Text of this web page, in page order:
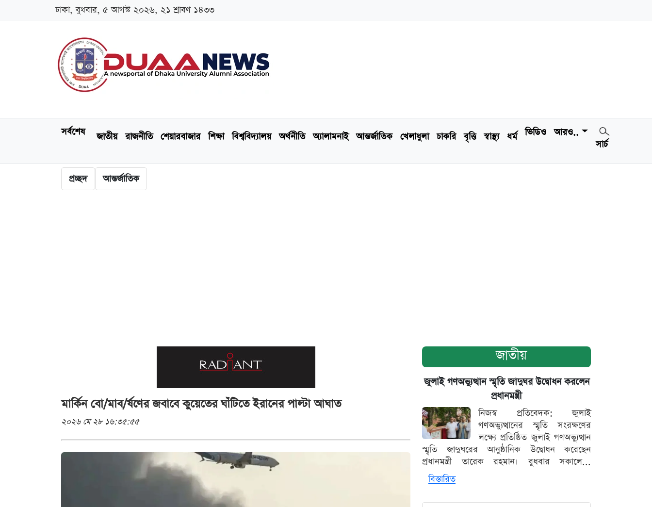
ঢাকা, বুধবার, ৫ আগস্ট ২০২৬, ২১ শ্রাবণ ১৪৩৩
সর্বশেষ জাতীয় রাজনীতি শেয়ারবাজার শিক্ষা বিশ্ববিদ্যালয় অর্থনীতি অ্যালামনাই আন্তর্জাতিক খেলাধুলা চাকরি বৃত্তি স্বাস্থ্য ধর্ম ভিডিও
আরও..
সার্চ
প্রচ্ছদ আন্তর্জাতিক
মার্কিন বো/মাব/র্ষণের জবাবে কুয়েতের ঘাঁটিতে ইরানের পাল্টা আঘাত
২০২৬ মে ২৮ ১৬:৩৫:৫৫
জাতীয়
জুলাই গণঅভ্যুত্থান স্মৃতি জাদুঘর উদ্বোধন করলেন
প্রধানমন্ত্রী
নিজস্ব প্রতিবেদক: জুলাই
গণঅভ্যুত্থানের স্মৃতি সংরক্ষণের
লক্ষ্যে প্রতিষ্ঠিত জুলাই গণঅভ্যুত্থান
স্মৃতি জাদুঘরের আনুষ্ঠানিক উদ্বোধন করেছেন
প্রধানমন্ত্রী তারেক রহমান। বুধবার সকালে...
বিস্তারিত